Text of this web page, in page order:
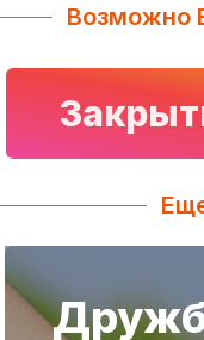
Возможно